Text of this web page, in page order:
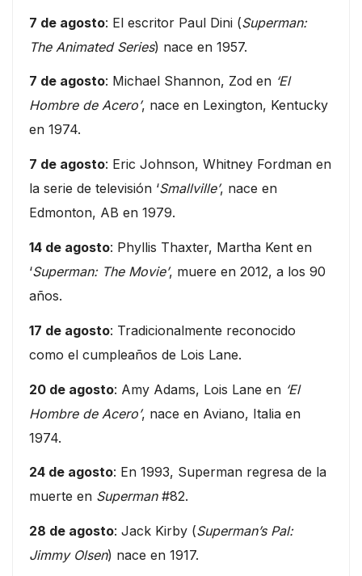
7 de agosto: El escritor Paul Dini (Superman:
The Animated Series) nace en 1957.
7 de agosto: Michael Shannon, Zod en ‘El
Hombre de Acero’, nace en Lexington, Kentucky
en 1974.
7 de agosto: Eric Johnson, Whitney Fordman en
la serie de televisión ‘Smallville’, nace en
Edmonton, AB en 1979.
14 de agosto: Phyllis Thaxter, Martha Kent en
‘Superman: The Movie’, muere en 2012, a los 90
años.
17 de agosto: Tradicionalmente reconocido
como el cumpleaños de Lois Lane.
20 de agosto: Amy Adams, Lois Lane en ‘El
Hombre de Acero’, nace en Aviano, Italia en
1974.
24 de agosto: En 1993, Superman regresa de la
muerte en Superman#82.
28 de agosto: Jack Kirby (Superman’s Pal:
Jimmy Olsen) nace en 1917.